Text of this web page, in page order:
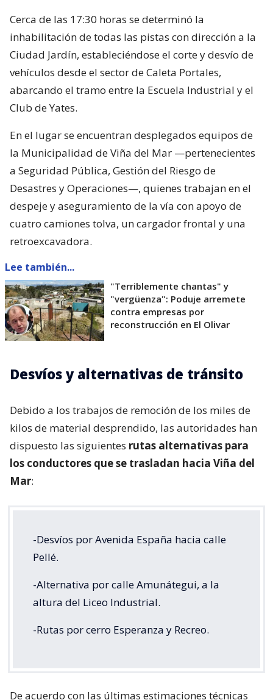
Cerca de las 17:30 horas se determinó la
inhabilitación de todas las pistas con dirección a la
Ciudad Jardín, estableciéndose el corte y desvío de
vehículos desde el sector de Caleta Portales,
abarcando el tramo entre la Escuela Industrial y el
Club de Yates.
En el lugar se encuentran desplegados equipos de
la Municipalidad de Viña del Mar —pertenecientes
a Seguridad Pública, Gestión del Riesgo de
Desastres y Operaciones—, quienes trabajan en el
despeje y aseguramiento de la vía con apoyo de
cuatro camiones tolva, un cargador frontal y una
retroexcavadora.
Lee también...
"Terriblemente chantas" y
"vergüenza": Poduje arremete
contra empresas por
reconstrucción en El Olivar
Desvíos y alternativas de tránsito
Debido a los trabajos de remoción de los miles de
kilos de material desprendido, las autoridades han
dispuesto las siguientes rutas alternativas para
los conductores que se trasladan hacia Viña del
Mar:
-Desvíos por Avenida España hacia calle
Pellé.
-Alternativa por calle Amunátegui, a la
altura del Liceo Industrial.
-Rutas por cerro Esperanza y Recreo.
De acuerdo con las últimas estimaciones técnicas